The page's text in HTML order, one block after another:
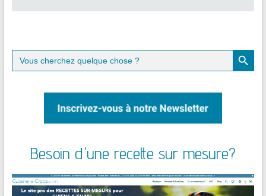
Search
for:
Search Button
Besoin d'une recette sur mesure?